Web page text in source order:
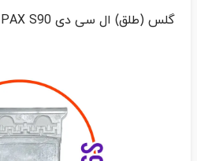
گلس (طلق) ال سی دی PAX S90 سیاه سفید